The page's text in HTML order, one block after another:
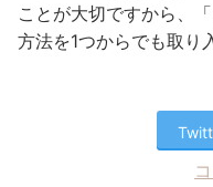
ことが大切ですから、
方法を1つからでも取り